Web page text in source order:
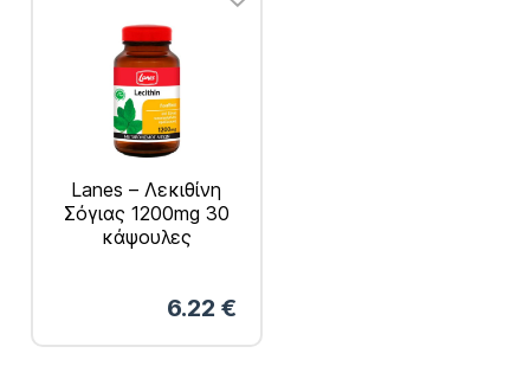
Lanes – Λεκιθίνη
Σόγιας 1200mg 30
κάψουλες
6.22 €